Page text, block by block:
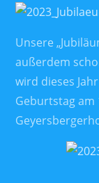
Unsere
außerdem
wird dieses
Geburtstag am